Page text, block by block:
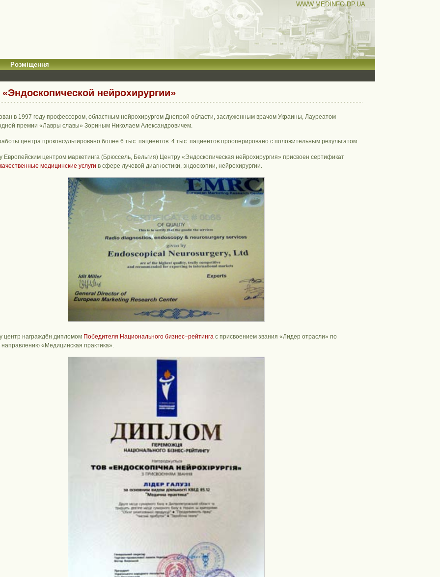
WWW.MEDINFO.DP.UA
Розміщення
нейрохирургии»
в 1997 году профессором, областным нейрохирургом Днепрой области, заслуженным врачом Украины, Лауреатом
премии «Лавры славы» Зориным Николаем Александровичем.
центра проконсультировано более 6 тыс. пациентов. 4 тыс. пациентов прооперировано с положительным результатом.
Европейским центром маркетинга (Брюссель, Бельгия) Центру «Эндоскопическая нейрохирургия» присвоен сертификат
медицинские услуги в сфере лучевой диагностики, эндоскопии, нейрохирургии.
центр награждён дипломом Победителя Национального бизнес–рейтинга с присвоением звания «Лидер отрасли» по
направлению «Медицинская практика».